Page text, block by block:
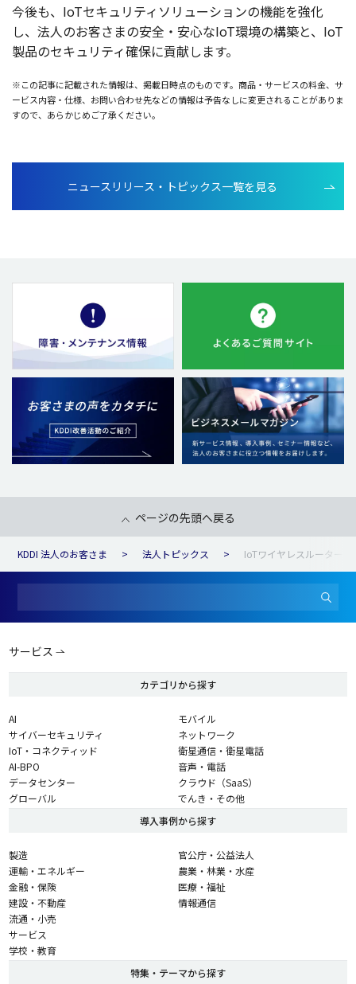
今後も、IoTセキュリティソリューションの機能を強化
し、 法人のお客さまの安全 ・ 安心なIoT環境の構築と、IoT
製品のセキュリティ確保に貢献します。
※この記事に記載された情報は、掲載日時点のものです。商品・サービスの料金、サ
ービス内容・仕様、お問い合わせ先などの情報は予告なしに変更されることがありま
すので、あらかじめご了承ください。
ニュースリリース・トピックス一覧を見る
ページの先頭へ戻る
KDDI 法人のお客さま 法人トピックス IoTワイヤレスルーター
サービス
カテゴリから探す
AI
サイバーセキュリティ
IoT・コネクティッド
AI-BPO
データセンター
グローバル
モバイル
ネットワーク
衛星通信・衛星電話
音声・電話
クラウド（SaaS）
でんき・その他
導入事例から探す
製造
運輸・エネルギー
金融・保険
建設・不動産
流通・小売
サービス
学校・教育
官公庁・公益法人
農業・林業・水産
医療・福祉
情報通信
特集・テーマから探す